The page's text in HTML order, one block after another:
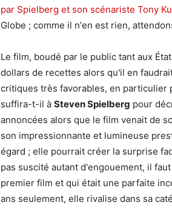
par Spielberg et son scénariste Tony
Globe ; comme il n'en est rien,
Le film, boudé par le public tant aux
dollars de recettes alors qu'il en
critiques très favorables, en particulier
suffira-t-il à Steven Spielberg pour
annoncées alors que le film venait de
son impressionnante et lumineuse
égard ; elle pourrait créer la surprise
pas suscité autant d'engouement, il
premier film et qui était une parfaite
ans seulement, elle rivalise dans sa